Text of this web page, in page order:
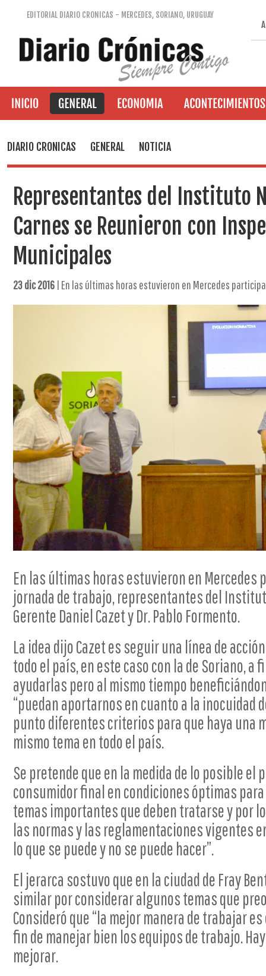
EDITORIAL DIARIO CRONICAS - MERCEDES, SORIANO, URUGUAY
DIARIO CRONICAS GENERAL NOTICIA
Representantes del Instituto
Carnes se Reunieron con
Municipales
23 dic 2016 | En las últimas horas estuvieron en Mercedes
En las últimas horas estuvieron en Mercedes
jornada de trabajo, representantes del
Gerente Daniel Cazet y Dr. Pablo Formento.
La idea dijo Cazet es seguir una línea de
todo el país, en este caso con la de Soriano, a
ayudarlas pero al mismo tiempo
“puedan aportarnos en cuanto a la inocuidad
punto diferentes criterios para que haya una
mismo tema en todo el país.
Se pretende que en la medida de lo posible el
consumidor final en condiciones óptimas
temas importantes que deben tratarse y por
las normas y las reglamentaciones vigentes
lo que se puede y no se puede hacer”.
El jerarca sostuvo que en la ciudad de Fray
similar por considerar algunos temas que
Consideró que “la mejor manera de trabajar
fin de manejar bien los equipos de trabajo.
mejorar.